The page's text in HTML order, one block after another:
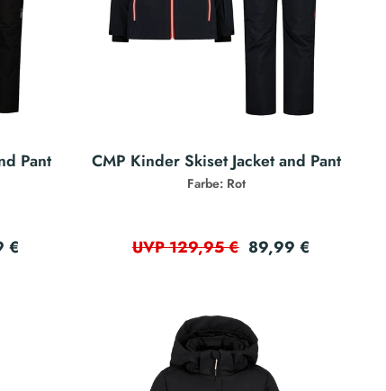
Pant
€
CMP Kinder Skiset Jacket and Pant
Farbe: Rot
UVP 129,95 € 89,99 €